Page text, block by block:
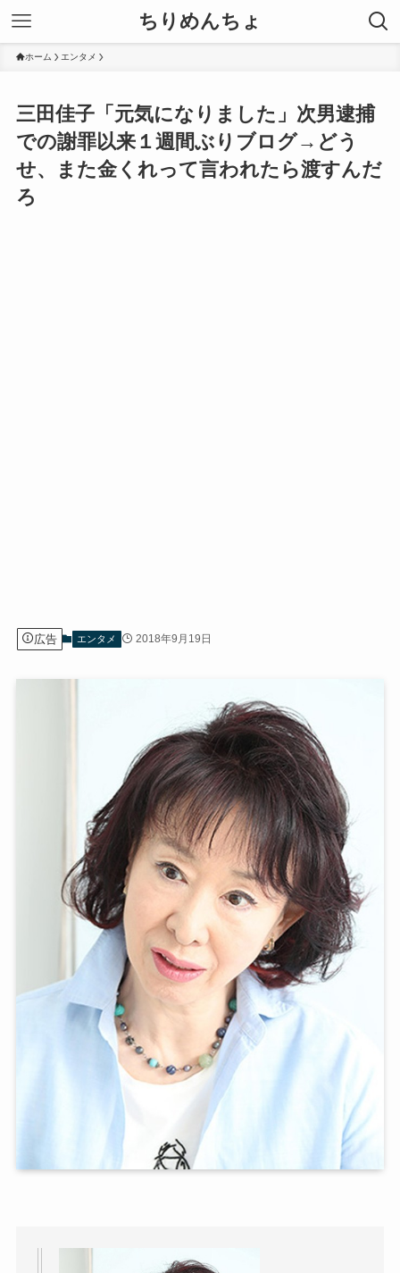
ちりめんちょ
ホーム エンタメ
三田佳子「元気になりました」次男逮捕
での謝罪以来１週間ぶりブログ→どう
せ、また金くれって言われたら渡すんだ
ろ
広告 エンタメ 2018年9月19日